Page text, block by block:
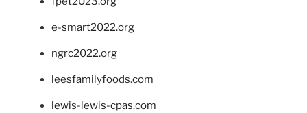
e-smart2022.org
ngrc2022.org
leesfamilyfoods.com
lewis-lewis-cpas.com